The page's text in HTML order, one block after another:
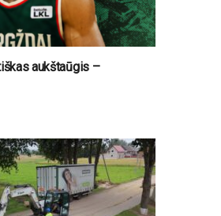
aukštaūgis –